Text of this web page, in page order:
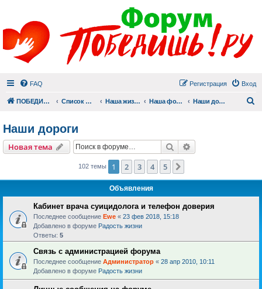
FAQ Вход
Регистрация
ПОБЕДИШЬ.РУ Список форумов Наша жизнь (не всё же о суициде!) Наша фотогалерея Наши дороги
Наши дороги
Новая тема Поиск
102 темы 1 2 3 4 5
Объявления
Кабинет врача суицидолога и телефон доверия
Последнее сообщение Ewe « 23 фев 2018, 15:18
Добавлено в форуме Радость жизни
Ответы: 5
Связь с администрацией форума
Последнее сообщение Администратор « 28 апр 2010, 10:11
Добавлено в форуме Радость жизни